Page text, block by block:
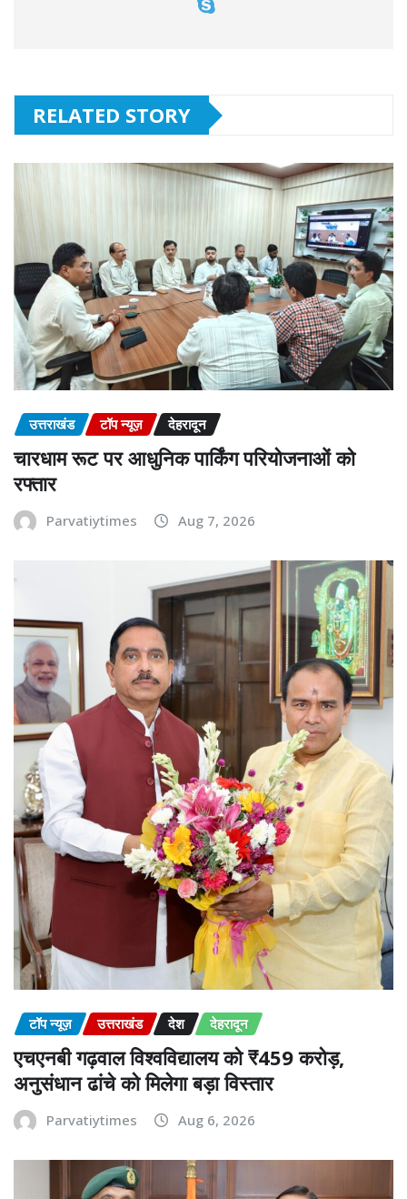
RELATED STORY
उत्तराखंड टॉप न्यूज़ देहरादून
चारधाम रूट पर आधुनिक पार्किंग परियोजनाओं को
रफ्तार
Parvatiytimes Aug 7, 2026
टॉप न्यूज़ उत्तराखंड देश देहरादून
एचएनबी गढ़वाल विश्वविद्यालय को ₹459 करोड़,
अनुसंधान ढांचे को मिलेगा बड़ा विस्तार
Parvatiytimes Aug 6, 2026